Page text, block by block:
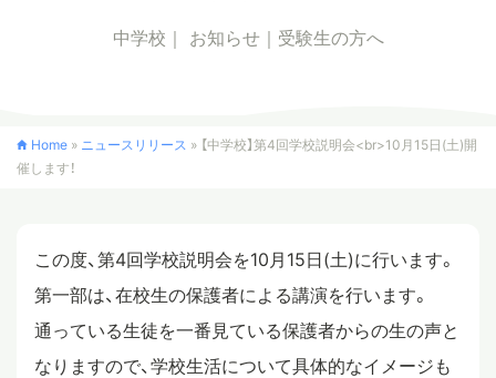
入学案内
クロスカリキュラム
スタディツアー
中学校 お知らせ 受験生の方へ
Home » ニュースリリース » 【中学校】第4回学校説明会<br>10月15日(土)開
催します！
この度、第4回学校説明会を10月15日(土)に行います。
第一部は、在校生の保護者による講演を行います。
通っている生徒を一番見ている保護者からの生の声と
なりますので、学校生活について具体的なイメージも